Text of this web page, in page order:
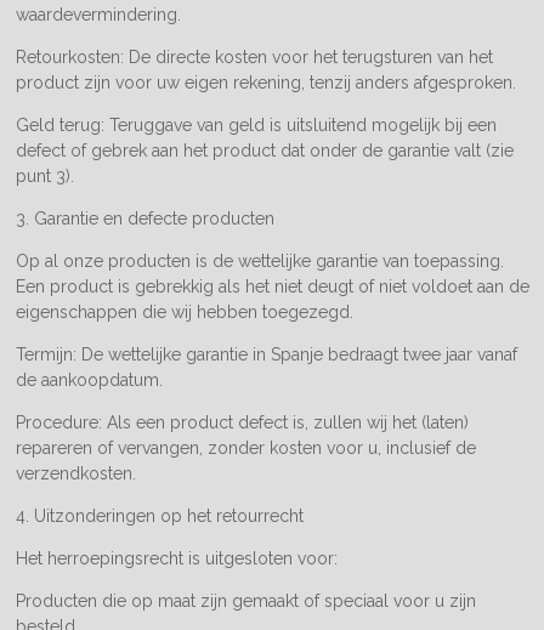
waardevermindering.
Retourkosten: De directe kosten voor het terugsturen van het
product zijn voor uw eigen rekening, tenzij anders afgesproken.
Geld terug: Teruggave van geld is uitsluitend mogelijk bij een
defect of gebrek aan het product dat onder de garantie valt (zie
punt 3).
3. Garantie en defecte producten
Op al onze producten is de wettelijke garantie van toepassing.
Een product is gebrekkig als het niet deugt of niet voldoet aan de
eigenschappen die wij hebben toegezegd.
Termijn: De wettelijke garantie in Spanje bedraagt twee jaar vanaf
de aankoopdatum.
Procedure: Als een product defect is, zullen wij het (laten)
repareren of vervangen, zonder kosten voor u, inclusief de
verzendkosten.
4. Uitzonderingen op het retourrecht
Het herroepingsrecht is uitgesloten voor:
Producten die op maat zijn gemaakt of speciaal voor u zijn